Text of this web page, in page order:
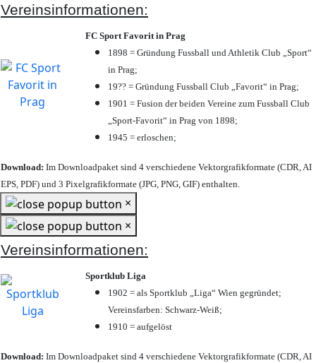
Vereinsinformationen:
FC Sport Favorit in Prag
1898 = Gründung Fussball und Athletik Club „Sport“
in Prag;
19?? = Gründung Fussball Club „Favorit“ in Prag;
1901 = Fusion der beiden Vereine zum Fussball Club
„Sport-Favorit“ in Prag von 1898;
1945 = erloschen;
Download: Im Downloadpaket sind 4 verschiedene Vektorgrafikformate (CDR, AI
EPS, PDF) und 3 Pixelgrafikformate (JPG, PNG, GIF) enthalten.
×
×
Vereinsinformationen:
Sportklub Liga
1902 = als Sportklub „Liga“ Wien gegründet;
Vereinsfarben: Schwarz-Weiß;
1910 = aufgelöst
Download: Im Downloadpaket sind 4 verschiedene Vektorgrafikformate (CDR, AI